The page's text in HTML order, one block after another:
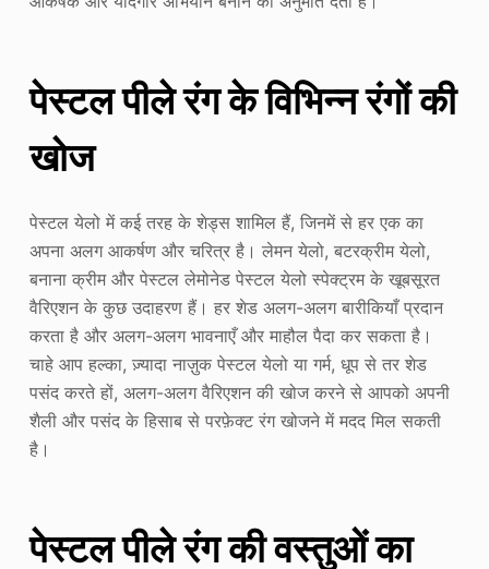
पेस्टल पीले रंग के विभिन्न रंगों की
खोज
पेस्टल येलो में कई तरह के शेड्स शामिल हैं, जिनमें से हर एक का
अपना अलग आकर्षण और चरित्र है। लेमन येलो, बटरक्रीम येलो,
बनाना क्रीम और पेस्टल लेमोनेड पेस्टल येलो स्पेक्ट्रम के खूबसूरत
वैरिएशन के कुछ उदाहरण हैं। हर शेड अलग-अलग बारीकियाँ प्रदान
करता है और अलग-अलग भावनाएँ और माहौल पैदा कर सकता है।
चाहे आप हल्का, ज़्यादा नाज़ुक पेस्टल येलो या गर्म, धूप से तर शेड
पसंद करते हों, अलग-अलग वैरिएशन की खोज करने से आपको अपनी
शैली और पसंद के हिसाब से परफ़ेक्ट रंग खोजने में मदद मिल सकती
है।
पेस्टल पीले रंग की वस्तुओं का